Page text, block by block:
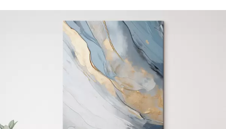
Від290.00грн
Яскраві, насичені кольори
Стійкість до вицвітання
Безпечне чорнило без запаху
Поверхня з текстурою полотна
Екологічний матеріал
Від